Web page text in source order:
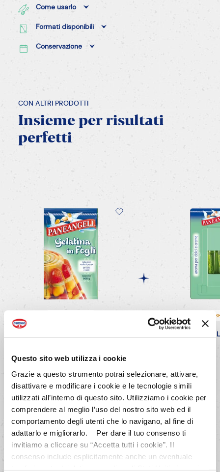
Questo sito web utilizza i cookie
Grazie a questo strumento potrai selezionare, attivare,
disattivare e modificare i cookie e le tecnologie simili
utilizzati all’interno di questo sito. Utilizziamo i cookie per
comprendere al meglio l’uso del nostro sito web ed il
comportamento degli utenti che lo navigano, al fine di
adattarlo e migliorarlo. Per dare il tuo consenso ti
invitiamo a cliccare su “Accetta tutti i cookie”. Il
consenso include esplicitamente anche un eventuale
Come usarlo
Formati disponibili
Conservazione
CON ALTRI PRODOTTI
Insieme per risultati
perfetti